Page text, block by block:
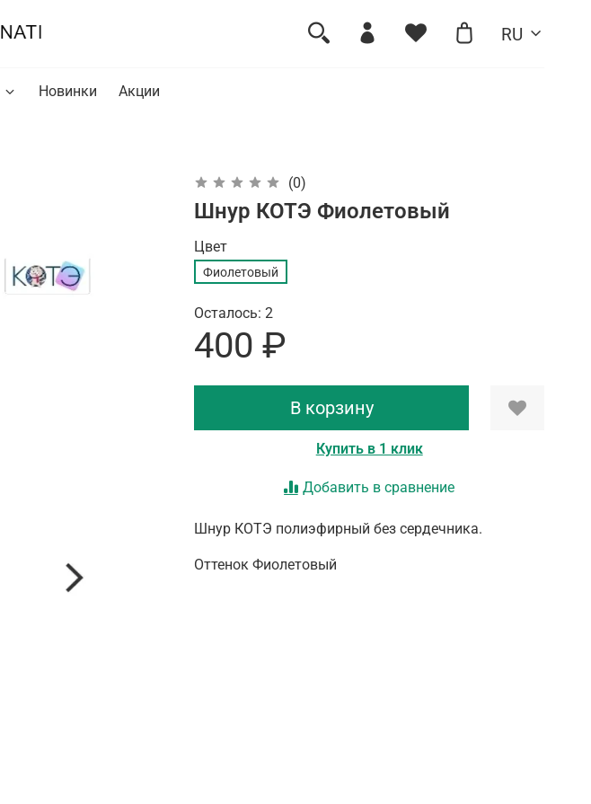
RU
Новинки Акции
(0)
Шнур КОТЭ Фиолетовый
Цвет
Фиолетовый
Осталось: 2
400 ₽
В корзину
Купить в 1 клик
Добавить в сравнение
Шнур КОТЭ полиэфирный без сердечника.
Оттенок Фиолетовый